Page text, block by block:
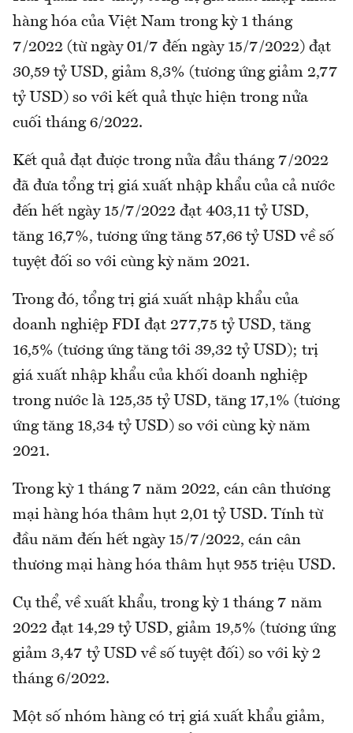
hàng hóa của Việt Nam trong kỳ 1 tháng
7/2022 (từ ngày 01/7 đến ngày 15/7/2022) đạt
30,59 tỷ USD, giảm 8,3% (tương ứng giảm 2,77
tỷ USD) so với kết quả thực hiện trong nửa
cuối tháng 6/2022.
Kết quả đạt được trong nửa đầu tháng 7/2022
đã đưa tổng trị giá xuất nhập khẩu của cả nước
đến hết ngày 15/7/2022 đạt 403,11 tỷ USD,
tăng 16,7%, tương ứng tăng 57,66 tỷ USD về số
tuyệt đối so với cùng kỳ năm 2021.
Trong đó, tổng trị giá xuất nhập khẩu của
doanh nghiệp FDI đạt 277,75 tỷ USD, tăng
16,5% (tương ứng tăng tới 39,32 tỷ USD); trị
giá xuất nhập khẩu của khối doanh nghiệp
trong nước là 125,35 tỷ USD, tăng 17,1% (tương
ứng tăng 18,34 tỷ USD) so với cùng kỳ năm
2021.
Trong kỳ 1 tháng 7 năm 2022, cán cân thương
mại hàng hóa thâm hụt 2,01 tỷ USD. Tính từ
đầu năm đến hết ngày 15/7/2022, cán cân
thương mại hàng hóa thâm hụt 955 triệu USD.
Cụ thể, về xuất khẩu, trong kỳ 1 tháng 7 năm
2022 đạt 14,29 tỷ USD, giảm 19,5% (tương ứng
giảm 3,47 tỷ USD về số tuyệt đối) so với kỳ 2
tháng 6/2022.
Một số nhóm hàng có trị giá xuất khẩu giảm,